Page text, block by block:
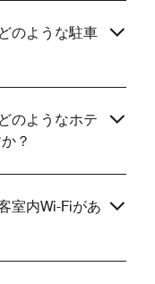
のような駐車
のようなホテ
？
室内Wi-Fiがあ